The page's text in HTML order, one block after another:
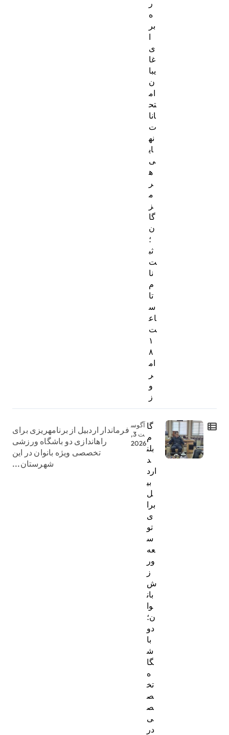
ر
ه
بر
ا
ی
غا
یبا
ن
ام
تح
انا
ت
نه
ای
ی
ه
ر
م
ز
گا
ن
؛
ثب
ت‌
نا
م
تا
س
اع
ت
۱
۸
ام
ر
و
ز
گا
م
بلن
د
ارد
بی
ل
برا
ی
تو
س
عه
ور
ز
ش
بان
وا
ن؛
دو
با
ش
گا
ه
تخ
ص
ص
ی
در
آگوس
ت 3,
2026
فرماندار اردبیل از برنامهریزی برای
راهاندازی دو باشگاه ورزشی
تخصصی ویژه بانوان در این
شهرستان...